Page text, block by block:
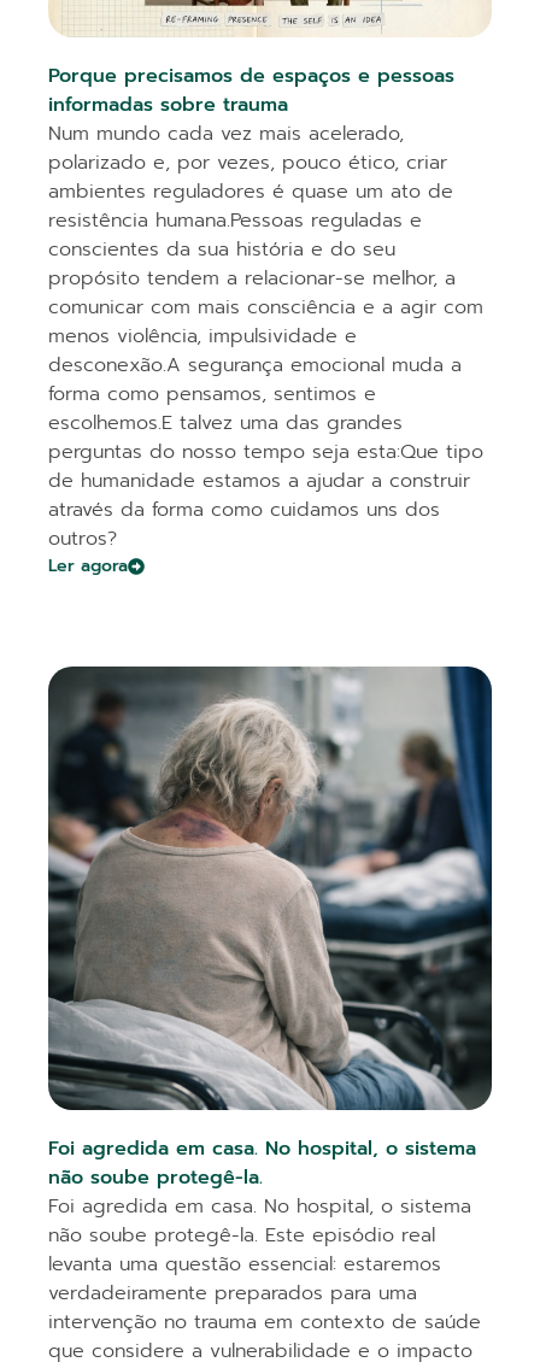
Porque precisamos de espaços e pessoas
informadas sobre trauma
Num mundo cada vez mais acelerado,
polarizado e, por vezes, pouco ético, criar
ambientes reguladores é quase um ato de
resistência humana.Pessoas reguladas e
conscientes da sua história e do seu
propósito tendem a relacionar-se melhor, a
comunicar com mais consciência e a agir com
menos violência, impulsividade e
desconexão.A segurança emocional muda a
forma como pensamos, sentimos e
escolhemos.E talvez uma das grandes
perguntas do nosso tempo seja esta:Que tipo
de humanidade estamos a ajudar a construir
através da forma como cuidamos uns dos
outros?
Ler agora
Foi agredida em casa. No hospital, o sistema
não soube protegê-la.
Foi agredida em casa. No hospital, o sistema
não soube protegê-la. Este episódio real
levanta uma questão essencial: estaremos
verdadeiramente preparados para uma
intervenção no trauma em contexto de saúde
que considere a vulnerabilidade e o impacto